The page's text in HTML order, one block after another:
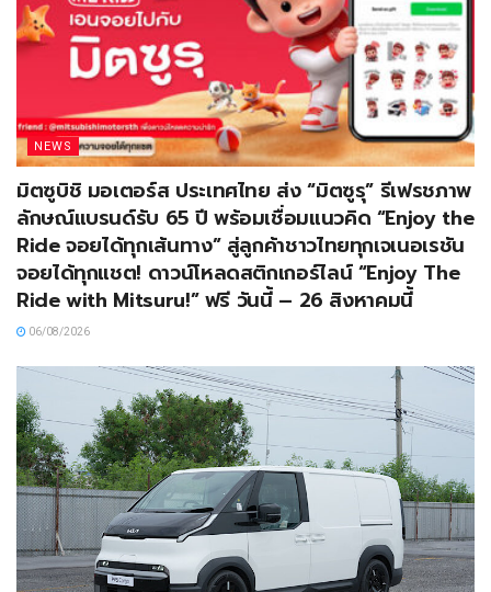
NEWS
มิตซูบิชิ มอเตอร์ส ประเทศไทย ส่ง “มิตซูรุ” รีเฟรชภาพ
ลักษณ์แบรนด์รับ 65 ปี พร้อมเชื่อมแนวคิด “Enjoy the
Ride จอยได้ทุกเส้นทาง” สู่ลูกค้าชาวไทยทุกเจเนอเรชัน
จอยได้ทุกแชต! ดาวน์โหลดสติกเกอร์ไลน์ “Enjoy The
Ride with Mitsuru!” ฟรี วันนี้ – 26 สิงหาคมนี้
06/08/2026